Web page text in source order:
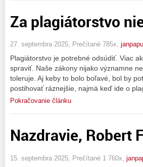
Za plagiátorstvo
27. septembra 2025, Prečítané 785x,
Plagiátorstvo je potrebné odsúdiť. Viac
spraviť. Naše zákony nijako významne
toleruje. Aj keby to bolo boľavé, bol by
postihovať ráznejšie, najmä keď ide o
Pokračovanie článku
Nazdravie, Robert
15. septembra 2025, Prečítané 1 760x,